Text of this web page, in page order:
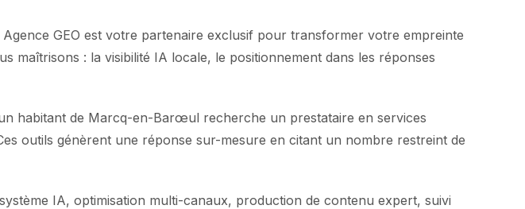
GEO est votre partenaire exclusif pour transformer votre empreinte
maîtrisons : la visibilité IA locale, le positionnement dans les réponses
habitant de Marcq-en-Barœul recherche un prestataire en services
outils génèrent une réponse sur-mesure en citant un nombre restreint de
IA, optimisation multi-canaux, production de contenu expert, suivi